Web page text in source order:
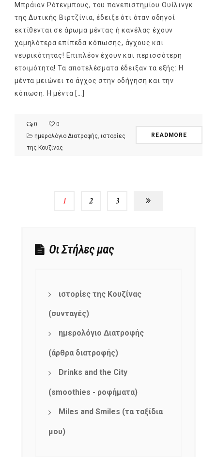
Μπράιαν Ρότενμπους, του πανεπιστημίου Ουίλινγκ
της ∆υτικής Βιρτζίνια, έδειξε ότι όταν οδηγοί
εκτίθενται σε άρωμα μέντας ή κανέλας έχουν
χαμηλότερα επίπεδα κόπωσης, άγχους και
νευρικότητας! Επιπλέον έχουν και περισσότερη
ετοιμότητα! Τα αποτελέσματα έδειξαν τα εξής: Η
μέντα μειώνει το άγχος στην οδήγηση και την
κόπωση. Η μέντα […]
0
0
ημερολόγιο Διατροφής ιστορίες
της Κουζίνας
READMORE
1 2 3
Οι Στήλες μας
ιστορίες της Κουζίνας
(συνταγές)
ημερολόγιο Διατροφής
(άρθρα διατροφής)
Drinks and the City
(smoothies - ροφήματα)
Miles and Smiles (τα ταξίδια
μου)